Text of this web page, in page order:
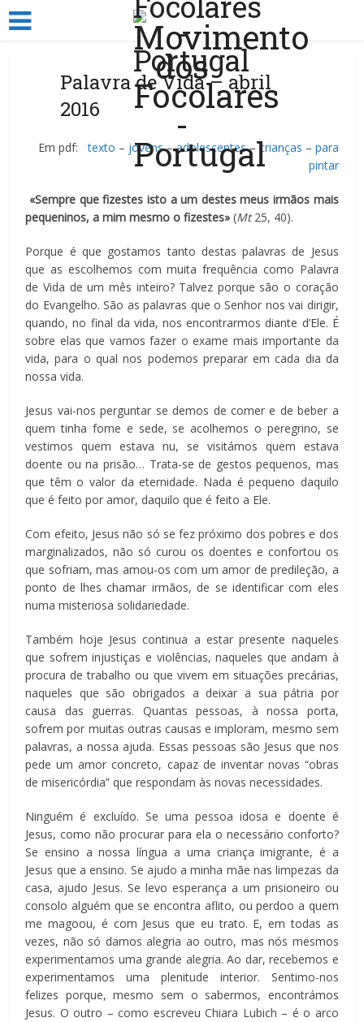
Palavra de Vida – abril
2016
Em pdf:texto – jovens–adolescentes–crianças – para
pintar
«Sempre que fizestes isto a um destes meus irmãos mais
pequeninos, a mim mesmo o fizestes»(Mt25, 40).
Porque é que gostamos tanto destas palavras de Jesus
que as escolhemos com muita frequência como Palavra
de Vida de um mês inteiro? Talvez porque são o coração
do Evangelho. São as palavras que o Senhor nos vai dirigir,
quando, no final da vida, nos encontrarmos diante d’Ele. É
sobre elas que vamos fazer o exame mais importante da
vida, para o qual nos podemos preparar em cada dia da
nossa vida.
Jesus vai-nos perguntar se demos de comer e de beber a
quem tinha fome e sede, se acolhemos o peregrino, se
vestimos quem estava nu, se visitámos quem estava
doente ou na prisão… Trata-se de gestos pequenos, mas
que têm o valor da eternidade. Nada é pequeno daquilo
que é feito por amor, daquilo que é feito a Ele.
Com efeito, Jesus não só se fez próximo dos pobres e dos
marginalizados, não só curou os doentes e confortou os
que sofriam, mas amou-os com um amor de predileção, a
ponto de lhes chamar irmãos, de se identificar com eles
numa misteriosa solidariedade.
Também hoje Jesus continua a estar presente naqueles
que sofrem injustiças e violências, naqueles que andam à
procura de trabalho ou que vivem em situações precárias,
naqueles que são obrigados a deixar a sua pátria por
causa das guerras. Quantas pessoas, à nossa porta,
sofrem por muitas outras causas e imploram, mesmo sem
palavras, a nossa ajuda. Essas pessoas são Jesus que nos
pede um amor concreto, capaz de inventar novas “obras
de misericórdia” que respondam às novas necessidades.
Ninguém é excluído. Se uma pessoa idosa e doente é
Jesus, como não procurar para ela o necessário conforto?
Se ensino a nossa língua a uma criança imigrante, é a
Jesus que a ensino. Se ajudo a minha mãe nas limpezas da
casa, ajudo Jesus. Se levo esperança a um prisioneiro ou
consolo alguém que se encontra aflito, ou perdoo a quem
me magoou, é com Jesus que eu trato. E, em todas as
vezes, não só damos alegria ao outro, mas nós mesmos
experimentamos uma grande alegria. Ao dar, recebemos e
experimentamos uma plenitude interior. Sentimo-nos
felizes porque, mesmo sem o sabermos, encontrámos
Jesus. O outro – como escreveu Chiara Lubich – é o arco